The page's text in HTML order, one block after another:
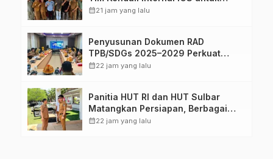
Dukung Sertifikasi ISPO Pekebun di
calendar_month21 jam yang lalu
Penyusunan Dokumen RAD
TPB/SDGs 2025–2029 Perkuat
Arah Pembangunan Berkelanjutan
calendar_month22 jam yang lalu
Panitia HUT RI dan HUT Sulbar
Matangkan Persiapan, Berbagai
Lomba Akan Dilaksanakan Pemprov
calendar_month22 jam yang lalu